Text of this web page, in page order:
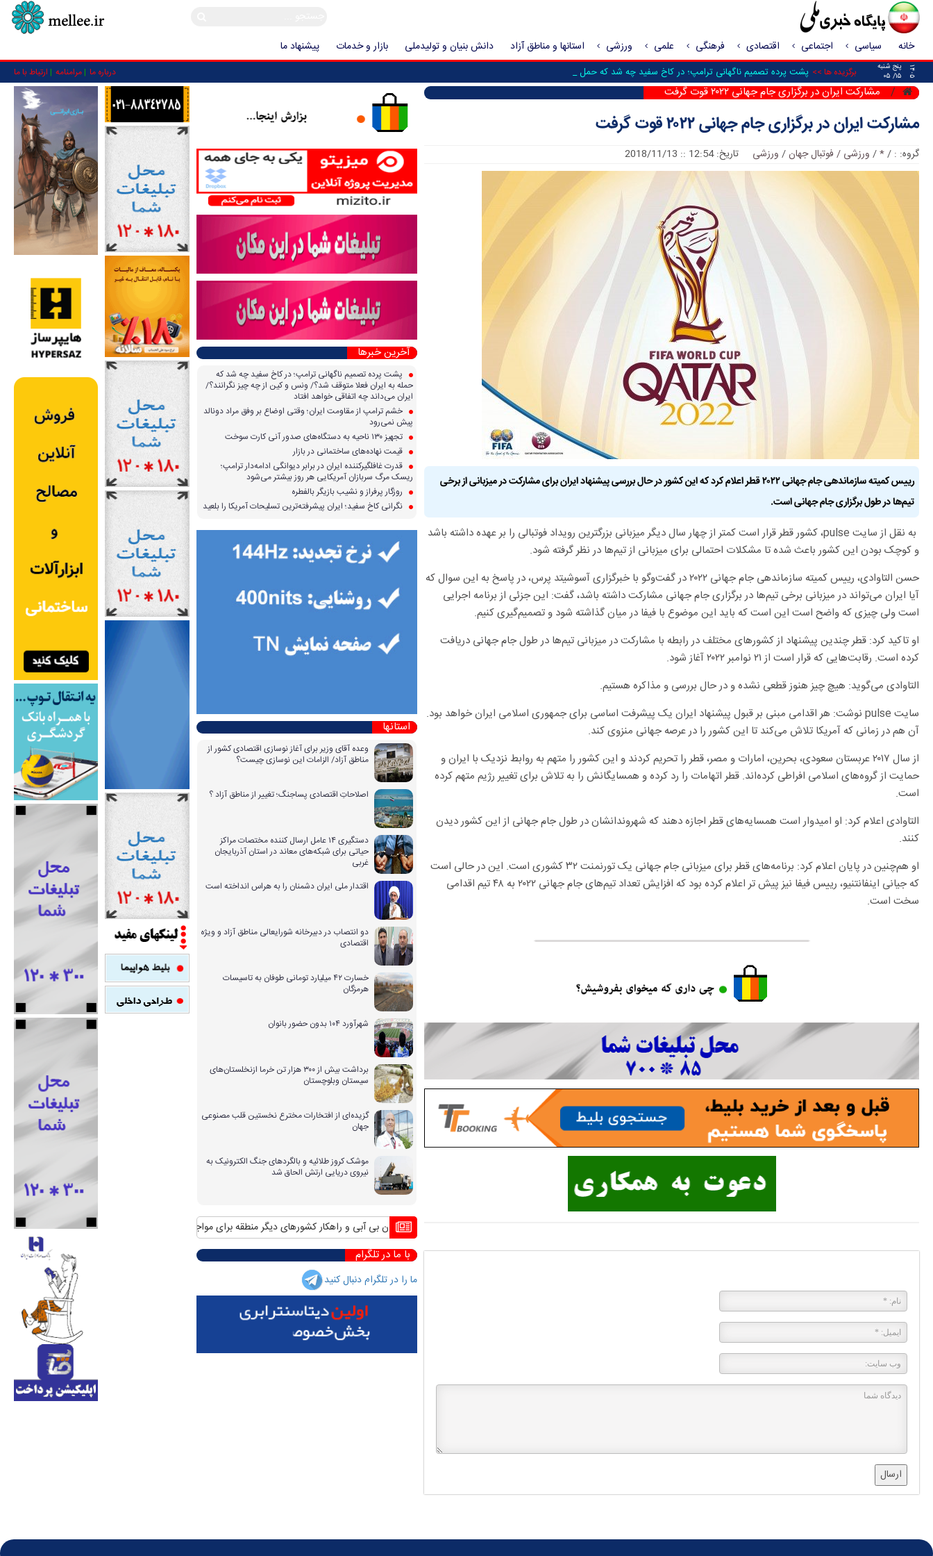
خانه سیاسی اجتماعی اقتصادی فرهنگی علمی ورزشی استانها و مناطق آزاد دانش بنیان و تولیدملی بازار و خدمات پیشنهاد ما
۱۴۰۵
پنج شنبه
۱۵/ ۰۵
برگزیده ها >> پشت پرده تصمیم ناگهانی ترامپ؛ در کاخ سفید چه شد که حمله به ایران _ درباره ما مرامنامه ارتباط با ما
مشارکت ایران در برگزاری جام جهانی ۲۰۲۲ قوت گرفت
مشارکت ایران در برگزاری جام جهانی ۲۰۲۲ قوت گرفت
گروه: :
/
*
/ ورزشی / فوتبال جهان/ ورزشی تاریخ: 12:54 :: 2018/11/13
رییس کمیته‌ سازماندهی جام جهانی ۲۰۲۲ قطر اعلام کرد که این کشور در حال بررسی پیشنهاد ایران برای مشارکت در میزبانی از برخی
تیم‌ها در طول برگزاری جام جهانی است.
‌به نقل از سایت pulse، کشور قطر قرار است کمتر از چهار سال دیگر میزبانی بزرگترین رویداد فوتبالی را بر عهده داشته باشد
و کوچک بودن این کشور باعث شده تا مشکلات احتمالی برای میزبانی از تیم‌ها در نظر گرفته شود.
حسن التاوادی، رییس کمیته‌ سازماندهی جام جهانی ۲۰۲۲ در گفت‌وگو با خبرگزاری ‌آسوشیتد پرس، در پاسخ به این سوال که
آیا ایران می‌تواند در میزبانی برخی تیم‌ها در برگزاری جام جهانی مشارکت داشته باشد، گفت‌: این جزئی از برنامه اجرایی
است ولی چیزی که واضح است این است که باید این موضوع با فیفا در میان گذاشته شود و تصمیم‌گیری کنیم.
او تاکید کرد: قطر چندین پیشنهاد از کشورهای مختلف در رابطه با مشارکت در میزبانی تیم‌ها در طول جام جهانی دریافت
کرده است. رقابت‌هایی که قرار است از ۲۱ نوامبر ۲۰۲۲ آغاز شود.
التاوادی می‌گوید: هیچ چیز هنوز قطعی نشده و در حال بررسی و مذاکره هستیم.
سایت pulse نوشت: هر اقدامی مبنی بر قبول پیشنهاد ایران یک پیشرفت اساسی برای جمهوری اسلامی ایران خواهد بود.
آن هم در زمانی که آمریکا تلاش می‌کند تا این کشور را در عرصه جهانی منزوی کند.
از سال ۲۰۱۷ عربستان سعودی، بحرین، امارات و مصر، قطر را تحریم کردند و این کشور را متهم به روابط نزدیک با ایران و
حمایت از گروه‌های اسلامی افراطی کرده‌اند. قطر اتهامات را رد کرده و همسایگانش را به تلاش برای تغییر رژیم متهم کرده
است.
التاوادی اعلام کرد: او امیدوار است همسایه‌های قطر اجازه دهند که شهروندانشان در طول جام جهانی از این کشور دیدن
کنند.
او هم‌چنین در پایان اعلام کرد: برنامه‌های قطر برای میزبانی جام جهانی یک تورنمنت ۳۲ کشوری است. این‌ در حالی است
که جیانی اینفانتنیو، رییس فیفا نیز پیش تر اعلام کرده بود که افزایش تعداد تیم‌های جام جهانی ۲۰۲۲ به ۴۸ تیم اقدامی
سخت است.
ارسال
آخرین خبرها
پشت پرده تصمیم ناگهانی ترامپ؛ در کاخ سفید چه شد که
حمله به ایران فعلا متوقف شد؟/ ونس و کین از چه چیز نگرانند؟/
ایران می‌داند چه اتفاقی خواهد افتاد
خشم ترامپ از مقاومت ایران؛ وقتی اوضاع بر وفق مراد دونالد
پیش نمی‌رود
تجهیز ۱۳۰ ناحیه به دستگاه‌های صدور آنی کارت سوخت
قیمت نهاده‌های ساختمانی در بازار
قدرت غافلگیرکننده ایران در برابر دیوانگی ادامه‌دار ترامپ؛
ریسک مرگ سربازان آمریکایی هر روز بیشتر می‌شود
روزگار پرفراز و نشیب بازیگر بالفطره
نگرانی کاخ سفید؛ ایران پیشرفته‌ترین تسلیحات آمریکا را بلعید
استانها
وعده آقای وزیر برای آغاز نوسازی اقتصادی کشور از
مناطق آزاد/ الزامات این نوسازی چیست؟
اصلاحاتِ اقتصادی پساجنگ؛ تغییر از مناطق آزاد ؟
دستگیری ۱۴ عامل ارسال کننده مختصات مراکز
حیاتی برای شبکه‌های معاند در استان آذربایجان
غربی
اقتدار ملی ایران دشمنان را به هراس انداخته است
دو انتصاب در دبیرخانه شورایعالی مناطق آزاد و ویژه
اقتصادی
خسارت ۴۲ میلیارد تومانی طوفان به تاسیسات
هرمزگان
شهرآورد ۱۰۴ بدون حضور بانوان
برداشت بیش از ۳۰۰ هزار تن خرما ازنخلستان‌های
سیستان وبلوچستان
گزیده‌ای از افتخارات مخترع نخستین قلب مصنوعی
جهان
موشک کروز طلائیه و بالگردهای جنگ الکترونیک به
نیروی دریایی ارتش الحاق شد
بحران بی آبی و راهکار کشورهای دیگر منطقه برای مواجهه با آن منافع پایدار ایران در شانگهای چیست؟
با ما در تلگرام
ما را در تلگرام دنبال کنید